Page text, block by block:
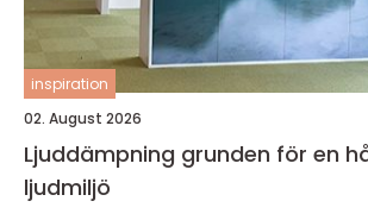
inspiration
02. August 2026
Ljuddämpning grunden för en hållbar
ljudmiljö